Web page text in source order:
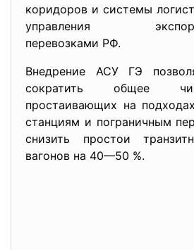
коридоров и системы
управления
перевозками РФ.
Внедрение АСУ ГЭ
сократить общее
простаивающих на
станциям и пограничным
снизить простои
вагонов на 40—50 %.